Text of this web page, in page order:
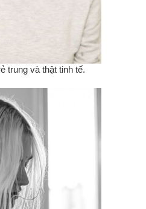
trung và thật tinh tế.